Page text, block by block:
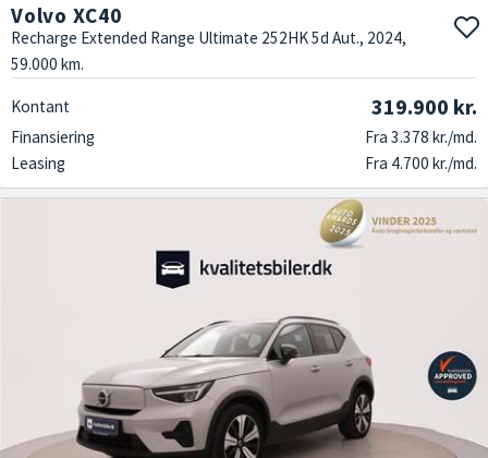
Volvo XC40
Recharge Extended Range Ultimate 252HK 5d Aut., 2024,
59.000 km.
Kontant 319.900 kr.
Finansiering
Fra 3.378 kr./md.
Leasing
Fra 4.700 kr./md.